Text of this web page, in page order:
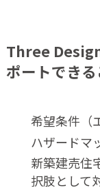
Three
ポートできる
希望条件（
ハザードマ
新築建売住
択肢として